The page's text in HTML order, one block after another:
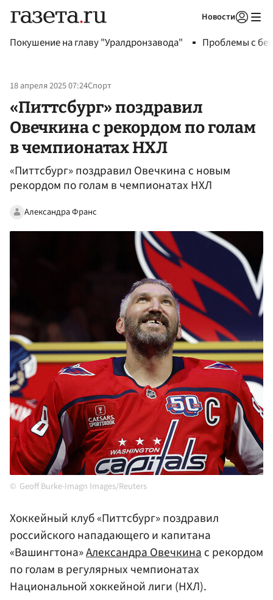
Новости
Покушение на главу "Уралдронзавода" Проблемы с
18 апреля 2025 07:24Спорт
«Питтсбург» поздравил
Овечкина с рекордом по голам
в чемпионатах НХЛ
«Питтсбург» поздравил Овечкина с новым
рекордом по голам в чемпионатах НХЛ
Александра Франс
Geoff Burke-Imagn Images/Reuters
Хоккейный клуб «Питтсбург» поздравил
российского нападающего и капитана
«Вашингтона»Александра Овечкинас рекордом
по голам в регулярных чемпионатах
Национальной хоккейной лиги (НХЛ).